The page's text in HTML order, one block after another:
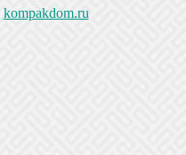
kompakdom.ru